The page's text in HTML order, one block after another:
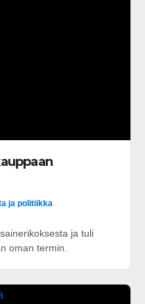
ja politiikka
ja tuli
oman termin.